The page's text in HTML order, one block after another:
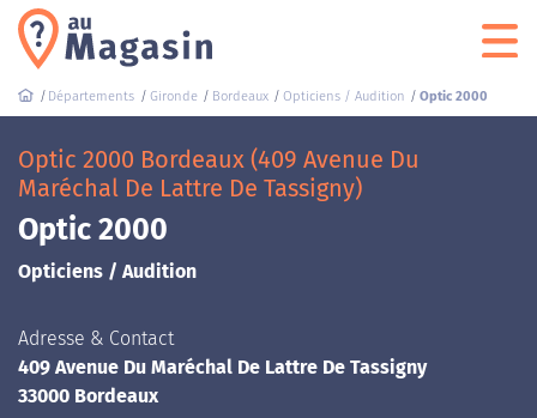
Départements Gironde Bordeaux Opticiens / Audition Optic 2000
Optic 2000 Bordeaux (409 Avenue Du
Maréchal De Lattre De Tassigny)
Optic 2000
Opticiens / Audition
Adresse & Contact
409 Avenue Du Maréchal De Lattre De Tassigny
33000 Bordeaux